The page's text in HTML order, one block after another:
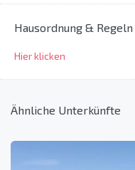
Hausordnung & Regeln
Hier klicken
Ähnliche Unterkünfte